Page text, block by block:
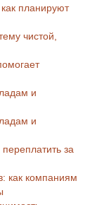
планируют
чистой,
и
и
за
как компаниям